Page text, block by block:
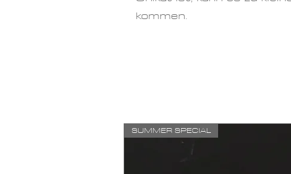
kommen.
SUMMER SPECIAL